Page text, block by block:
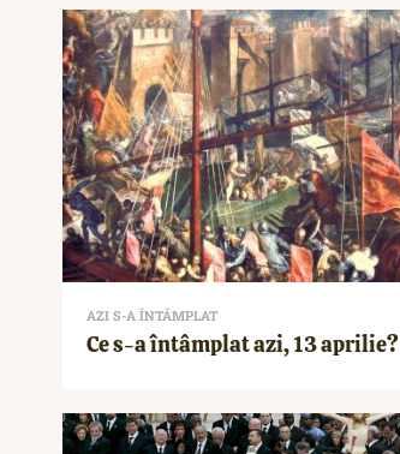
AZI S-A ÎNTÂMPLAT
Ce s-a întâmplat azi, 13 aprilie?